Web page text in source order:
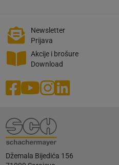
Newsletter
Prijava
Akcije i brošure
Download
Džemala Bijedića 156